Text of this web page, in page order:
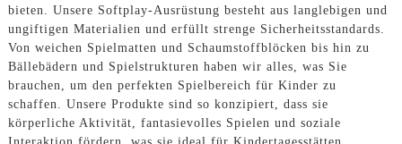
bieten. Unsere Softplay-Ausrüstung besteht aus langlebigen und
ungiftigen Materialien und erfüllt strenge Sicherheitsstandards.
Von weichen Spielmatten und Schaumstoffblöcken bis hin zu
Bällebädern und Spielstrukturen haben wir alles, was Sie
brauchen, um den perfekten Spielbereich für Kinder zu
schaffen. Unsere Produkte sind so konzipiert, dass sie
körperliche Aktivität, fantasievolles Spielen und soziale